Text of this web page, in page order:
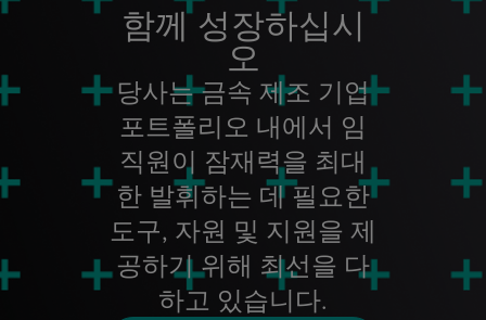
함께 성장하십시
오
당사는 금속 제조 기업
포트폴리오 내에서 임
직원이 잠재력을 최대
한 발휘하는 데 필요한
도구, 자원 및 지원을 제
공하기 위해 최선을 다
하고 있습니다.